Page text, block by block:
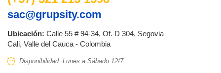
sac@grupsity.com
Ubicación: Calle 55 # 94-34, Of. D 304, Segovia
Cali, Valle del Cauca - Colombia
Disponibilidad: Lunes a Sábado 12/7